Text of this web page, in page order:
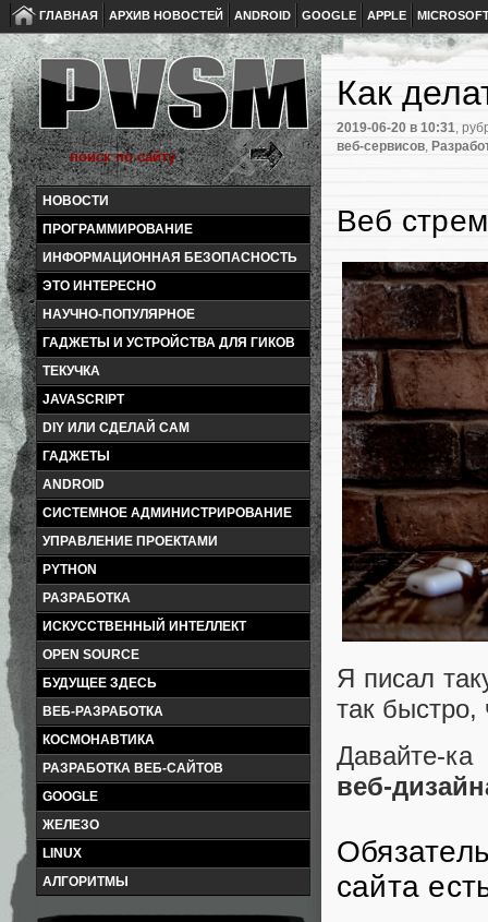
ГЛАВНАЯ АРХИВ НОВОСТЕЙ ANDROID GOOGLE APPLE
НОВОСТИ
ПРОГРАММИРОВАНИЕ
ИНФОРМАЦИОННАЯ БЕЗОПАСНОСТЬ
ЭТО ИНТЕРЕСНО
НАУЧНО-ПОПУЛЯРНОЕ
ГАДЖЕТЫ И УСТРОЙСТВА ДЛЯ ГИКОВ
ТЕКУЧКА
JAVASCRIPT
DIY ИЛИ СДЕЛАЙ САМ
ГАДЖЕТЫ
ANDROID
СИСТЕМНОЕ АДМИНИСТРИРОВАНИЕ
УПРАВЛЕНИЕ ПРОЕКТАМИ
PYTHON
РАЗРАБОТКА
ИСКУССТВЕННЫЙ ИНТЕЛЛЕКТ
OPEN SOURCE
БУДУЩЕЕ ЗДЕСЬ
ВЕБ-РАЗРАБОТКА
КОСМОНАВТИКА
РАЗРАБОТКА ВЕБ-САЙТОВ
GOOGLE
ЖЕЛЕЗО
LINUX
АЛГОРИТМЫ
Как
2019-06-20 в 10:31,
веб-сервисов,
Веб
Я писал
так быстро,
Давайте-
веб-
сайта